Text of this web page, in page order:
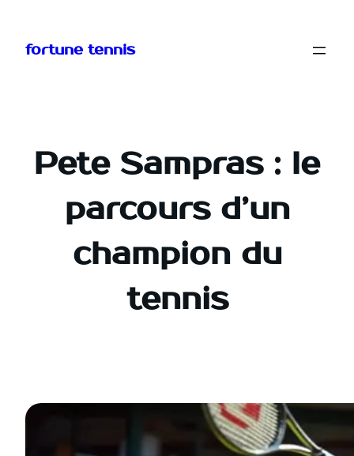
contenu
fortune tennis
Pete Sampras : le
parcours d’un
champion du
tennis